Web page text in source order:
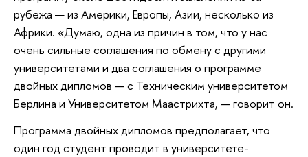
рубежа — из Америки, Европы, Азии, несколько из
Африки. «Думаю, одна из причин в том, что у нас
очень сильные соглашения по обмену с другими
университетами и два соглашения о программе
двойных дипломов — с Техническим университетом
Берлина и Университетом Маастрихта, — говорит он.
Программа двойных дипломов предполагает, что
один год студент проводит в университете-